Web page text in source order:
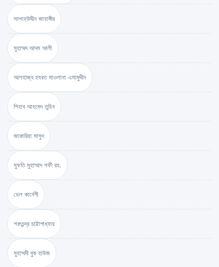
সালাহউদ্দীন জাহাঙ্গীর
মুহাম্মদ আদম আলী
আলহাজ্ব হযরত মাওলানা এমামুদ্দীন
শিহাব আহমেদ তুহিন
জাকারিয়া মাসুদ
মুফতি মুহাম্মাদ শফী রহ.
ডেল কার্নেগী
শরৎচন্দ্র চট্টোপাধ্যায়
মুহাম্মদী বুক হাউজ